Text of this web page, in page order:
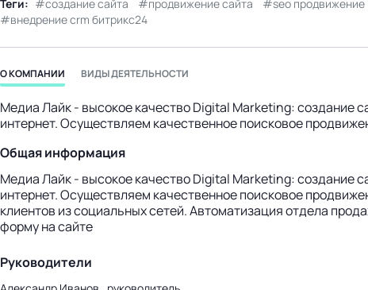
бизнес-центр
Теги: создание сайта продвижение сайта seo продвижение
внедрение crm битрикс24
О КОМПАНИИ ВИДЫ ДЕЯТЕЛЬНОСТИ
Медиа Лайк - высокое качество Digital Marketing: создание
интернет. Осуществляем качественное поисковое
Общая информация
Медиа Лайк - высокое качество Digital Marketing: создание
интернет. Осуществляем качественное поисковое
клиентов из социальных сетей. Автоматизация отдела
форму на сайте
Руководители